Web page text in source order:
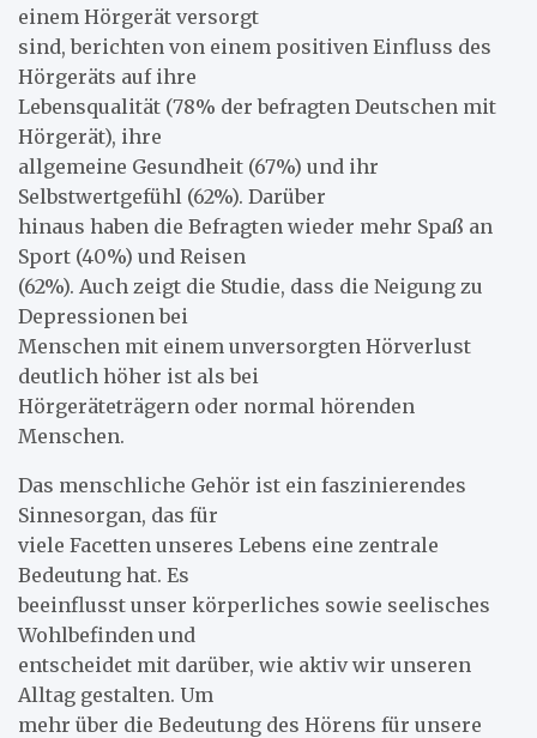
einem Hörgerät versorgt
sind, berichten von einem positiven Einfluss des
Hörgeräts auf ihre
Lebensqualität (78% der befragten Deutschen mit
Hörgerät), ihre
allgemeine Gesundheit (67%) und ihr
Selbstwertgefühl (62%). Darüber
hinaus haben die Befragten wieder mehr Spaß an
Sport (40%) und Reisen
(62%). Auch zeigt die Studie, dass die Neigung zu
Depressionen bei
Menschen mit einem unversorgten Hörverlust
deutlich höher ist als bei
Hörgeräteträgern oder normal hörenden
Menschen.
Das menschliche Gehör ist ein faszinierendes
Sinnesorgan, das für
viele Facetten unseres Lebens eine zentrale
Bedeutung hat. Es
beeinflusst unser körperliches sowie seelisches
Wohlbefinden und
entscheidet mit darüber, wie aktiv wir unseren
Alltag gestalten. Um
mehr über die Bedeutung des Hörens für unsere